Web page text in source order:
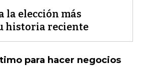
la elección más
historia reciente
para hacer negocios